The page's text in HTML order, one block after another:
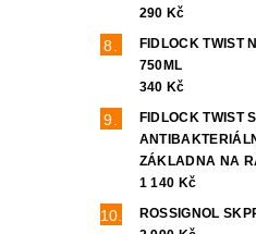
290 Kč
FIDLOCK TWIST
750ML
340 Kč
FIDLOCK TWIST
ZÁKLADNA NA
1 140 Kč
ROSSIGNOL